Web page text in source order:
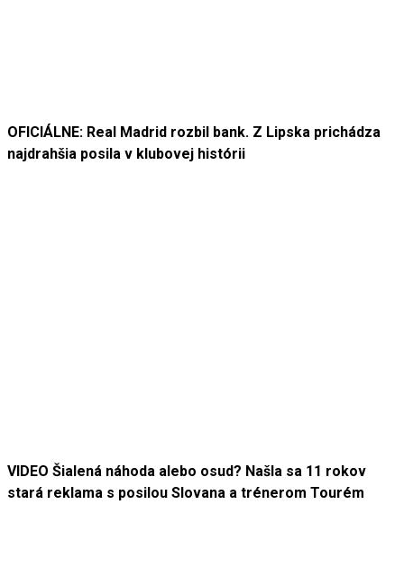
OFICIÁLNE: Real Madrid rozbil bank. Z Lipska prichádza
najdrahšia posila v klubovej histórii
VIDEO Šialená náhoda alebo osud? Našla sa 11 rokov
stará reklama s posilou Slovana a trénerom Tourém